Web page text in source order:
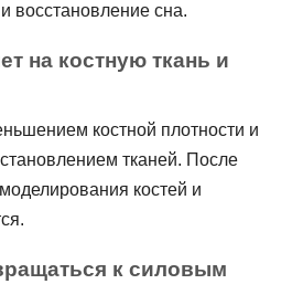
восстановление сна.
на костную ткань и
костной плотности и
тканей. После
костей и
к силовым